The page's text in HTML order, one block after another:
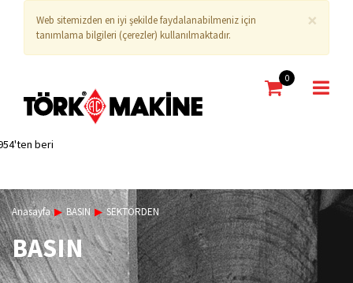
×
Web sitemizden en iyi şekilde faydalanabilmeniz için
tanımlama bilgileri (çerezler) kullanılmaktadır.
beri
0
Anasayfa BASIN SEKTÖRDEN
BASIN